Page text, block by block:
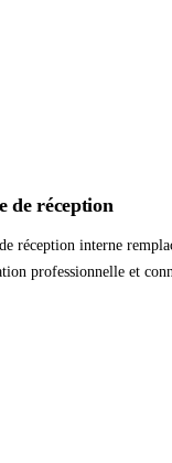
de réception
réception interne
professionnelle et